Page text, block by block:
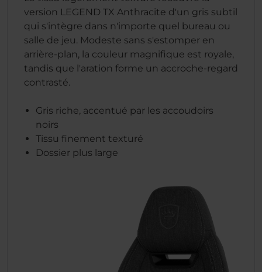
version LEGEND TX Anthracite d'un gris subtil
qui s'intègre dans n'importe quel bureau ou
salle de jeu. Modeste sans s'estomper en
arrière-plan, la couleur magnifique est royale,
tandis que l'aration forme un accroche-regard
contrasté.
Gris riche, accentué par les accoudoirs
noirs
Tissu finement texturé
Dossier plus large